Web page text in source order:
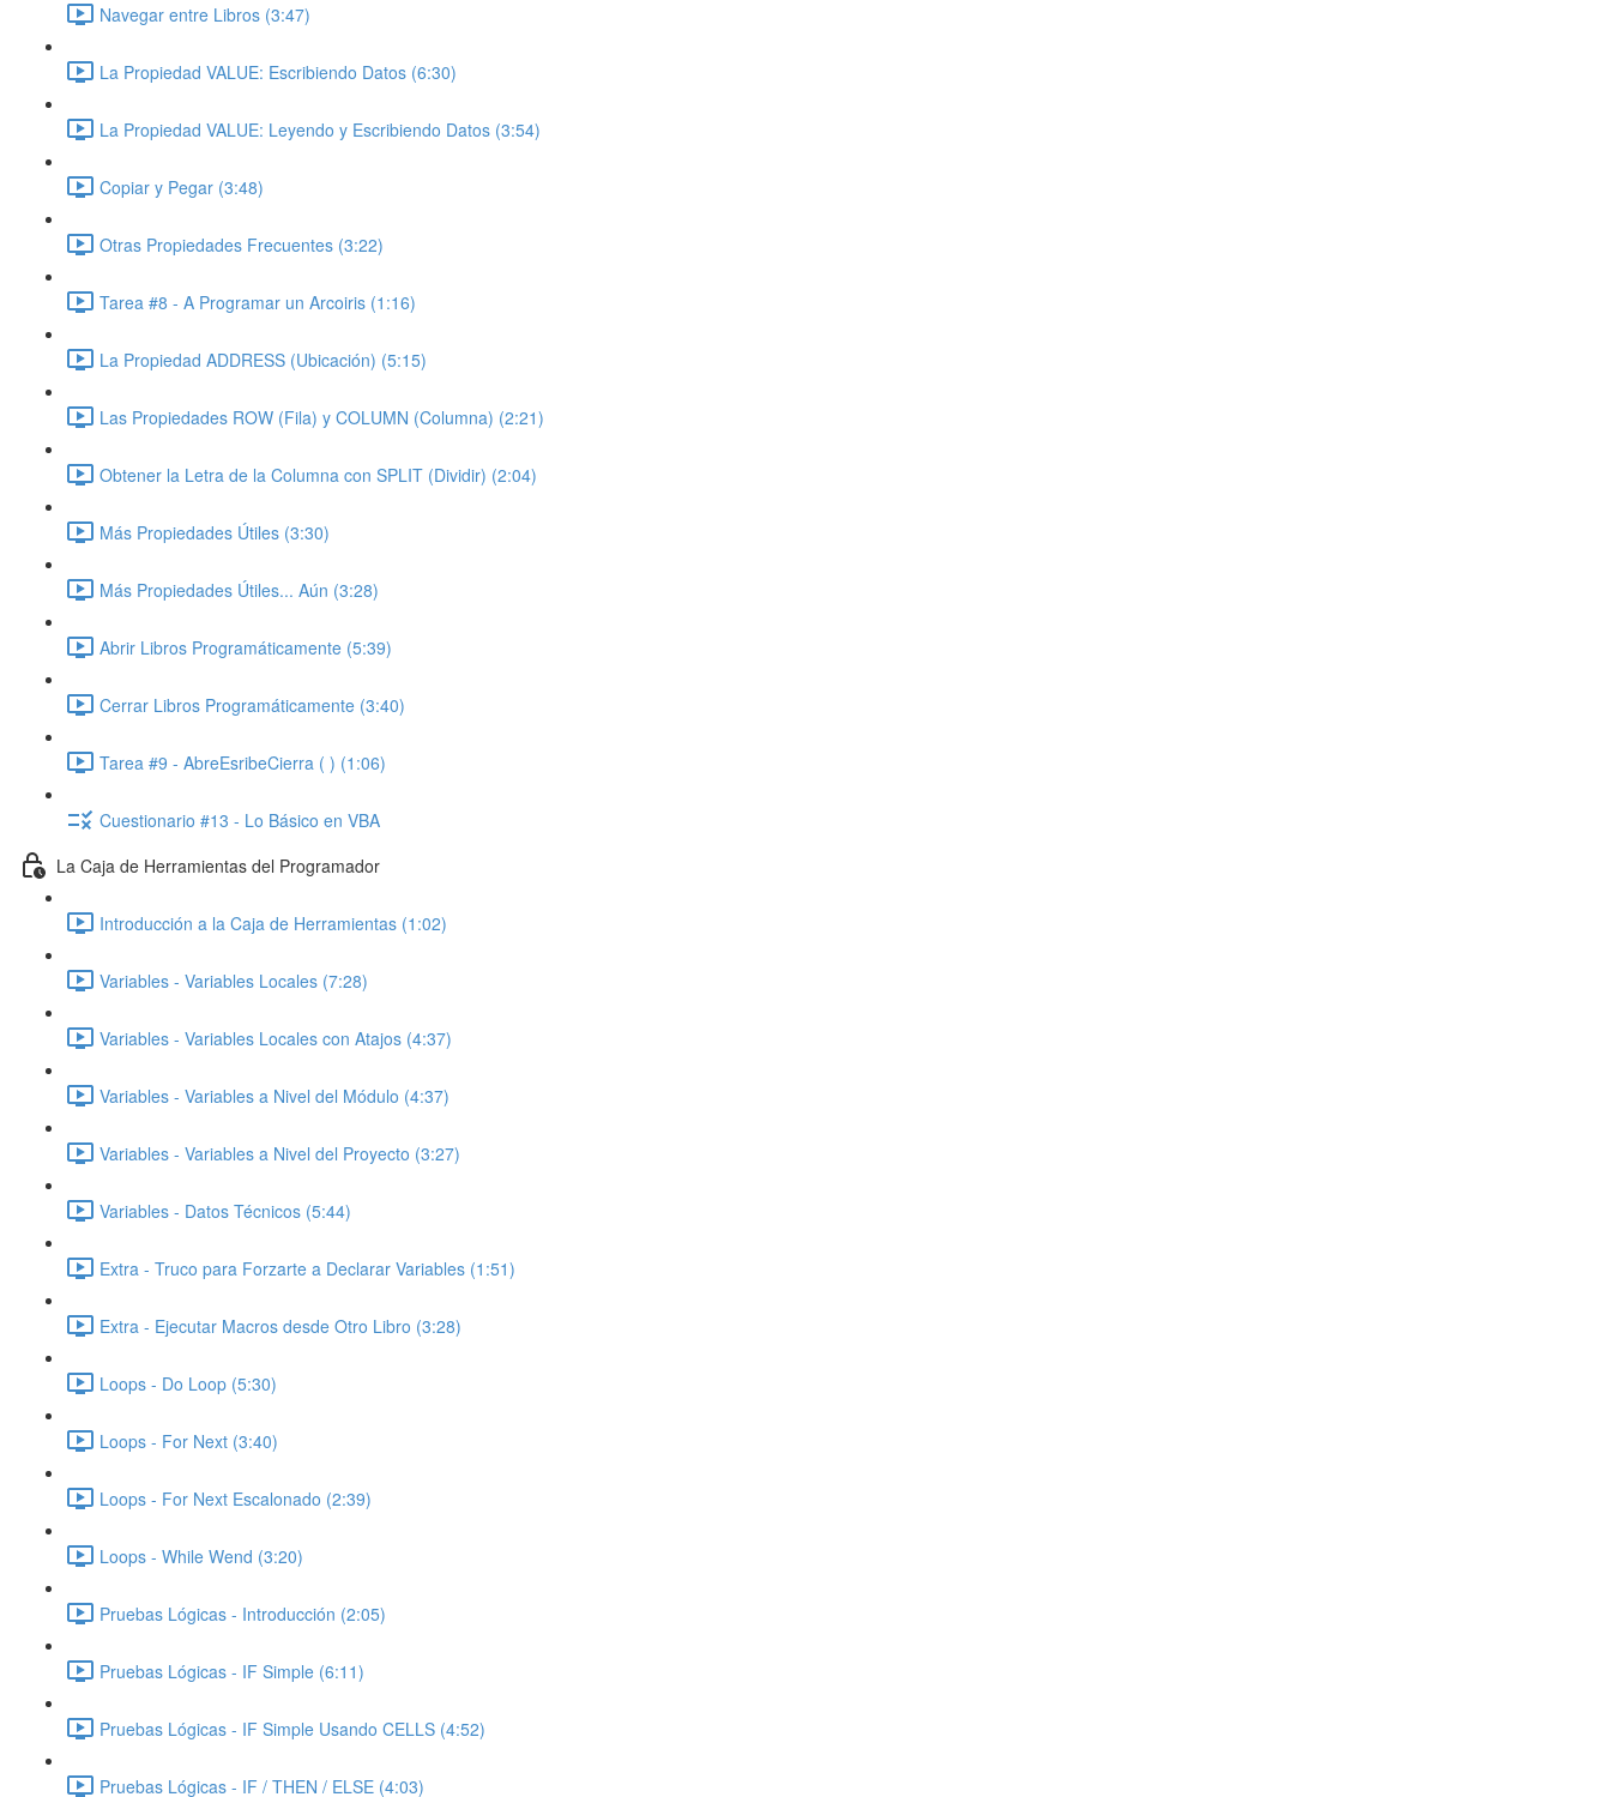
Navegar entre Libros (3:47)
La Propiedad VALUE: Escribiendo Datos (6:30)
La Propiedad VALUE: Leyendo y Escribiendo Datos (3:54)
Copiar y Pegar (3:48)
Otras Propiedades Frecuentes (3:22)
Tarea #8 - A Programar un Arcoiris (1:16)
La Propiedad ADDRESS (Ubicación) (5:15)
Las Propiedades ROW (Fila) y COLUMN (Columna) (2:21)
Obtener la Letra de la Columna con SPLIT (Dividir) (2:04)
Más Propiedades Útiles (3:30)
Más Propiedades Útiles... Aún (3:28)
Abrir Libros Programáticamente (5:39)
Cerrar Libros Programáticamente (3:40)
Tarea #9 - AbreEsribeCierra ( ) (1:06)
Cuestionario #13 - Lo Básico en VBA
La Caja de Herramientas del Programador
Introducción a la Caja de Herramientas (1:02)
Variables - Variables Locales (7:28)
Variables - Variables Locales con Atajos (4:37)
Variables - Variables a Nivel del Módulo (4:37)
Variables - Variables a Nivel del Proyecto (3:27)
Variables - Datos Técnicos (5:44)
Extra - Truco para Forzarte a Declarar Variables (1:51)
Extra - Ejecutar Macros desde Otro Libro (3:28)
Loops - Do Loop (5:30)
Loops - For Next (3:40)
Loops - For Next Escalonado (2:39)
Loops - While Wend (3:20)
Pruebas Lógicas - Introducción (2:05)
Pruebas Lógicas - IF Simple (6:11)
Pruebas Lógicas - IF Simple Usando CELLS (4:52)
Pruebas Lógicas - IF / THEN / ELSE (4:03)